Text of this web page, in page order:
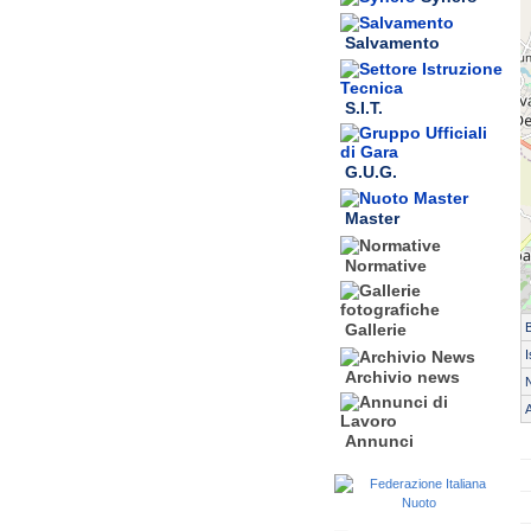
Salvamento
S.I.T.
G.U.G.
Master
Normative
Gallerie
Archivio news
Annunci